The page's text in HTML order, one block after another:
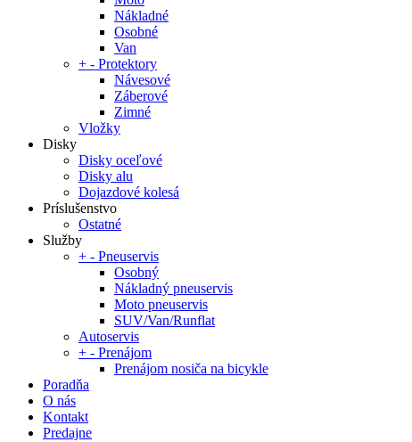
Nákladné
Osobné
Van
+ - Protektory
Návesové
Záberové
Zimné
Vložky
Disky
Disky oceľové
Disky alu
Dojazdové kolesá
Príslušenstvo
Ostatné
Služby
+ - Pneuservis
Osobný
Nákladný pneuservis
Moto pneuservis
SUV/Van/Runflat
Autoservis
+ - Prenájom
Prenájom nosiča na bicykle
Poradňa
O nás
Kontakt
Predajne